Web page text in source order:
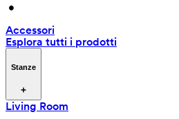
•
Accessori
Esplora tutti i prodotti
Stanze
Living Room